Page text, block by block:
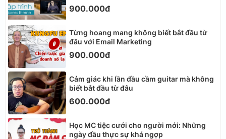
900.000đ
Từng hoang mang không biết bắt đầu từ
đâu với Email Marketing
900.000đ
Cảm giác khi lần đầu cầm guitar mà không
biết bắt đầu từ đâu
600.000đ
Học MC tiệc cưới cho người mới: Những
ngày đầu thực sự khá ngợp